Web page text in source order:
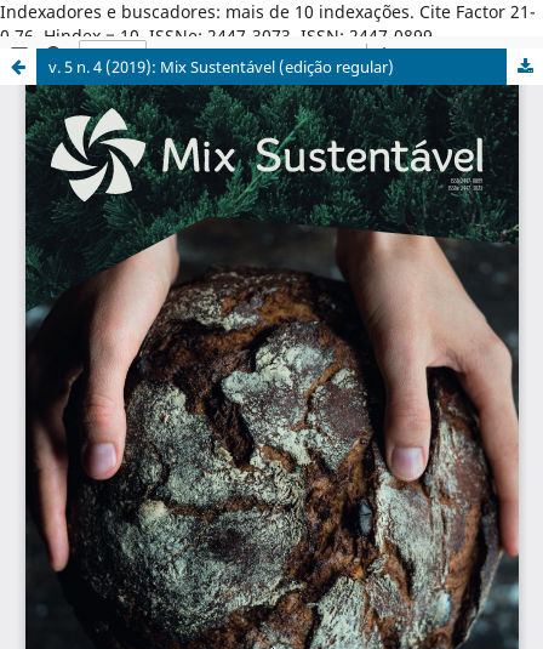
Indexadores e buscadores: mais de 10 indexações. Cite Factor 21-
0,76. Hindex = 10. ISSNe: 2447-3073. ISSN: 2447-0899.
v. 5 n. 4 (2019): Mix Sustentável (edição regular)